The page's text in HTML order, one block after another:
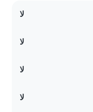
لا
لا
لا
لا